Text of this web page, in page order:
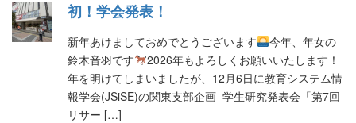
初！学会発表！
新年あけましておめでとうございます
今年、年女の
鈴木音羽です
2026年もよろしくお願いいたします！
年を明けてしまいましたが、12月6日に教育システム情
報学会(JSiSE)の関東支部企画 学生研究発表会「第7回
リサー […]